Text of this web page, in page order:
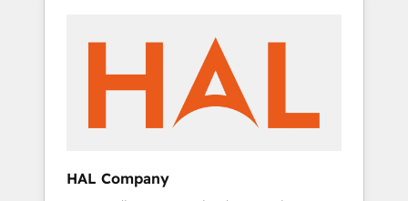
implementation, web design, sales &
marketing automation, and digital marketing.
With extensive experience working with tech
companies and manufacturers since 2002,
we are committed to empowering our clients
implementation and seamless integration of
HAL Company